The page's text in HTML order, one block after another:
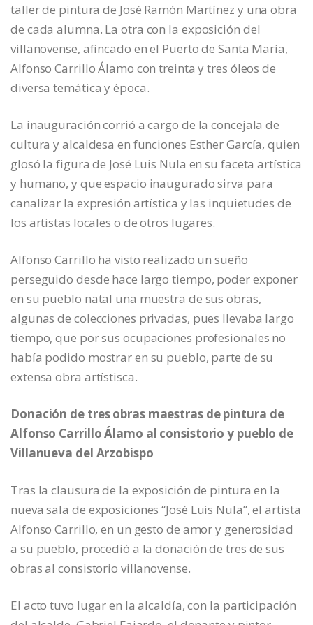
taller de pintura de José Ramón Martínez y una obra
de cada alumna. La otra con la exposición del
villanovense, afincado en el Puerto de Santa María,
Alfonso Carrillo Álamo con treinta y tres óleos de
diversa temática y época.
La inauguración corrió a cargo de la concejala de
cultura y alcaldesa en funciones Esther García, quien
glosó la figura de José Luis Nula en su faceta artística
y humano, y que espacio inaugurado sirva para
canalizar la expresión artística y las inquietudes de
los artistas locales o de otros lugares.
Alfonso Carrillo ha visto realizado un sueño
perseguido desde hace largo tiempo, poder exponer
en su pueblo natal una muestra de sus obras,
algunas de colecciones privadas, pues llevaba largo
tiempo, que por sus ocupaciones profesionales no
había podido mostrar en su pueblo, parte de su
extensa obra artístisca.
Donación de tres obras maestras de pintura de
Alfonso Carrillo Álamo al consistorio y pueblo de
Villanueva del Arzobispo
Tras la clausura de la exposición de pintura en la
nueva sala de exposiciones “José Luis Nula”, el artista
Alfonso Carrillo, en un gesto de amor y generosidad
a su pueblo, procedió a la donación de tres de sus
obras al consistorio villanovense.
El acto tuvo lugar en la alcaldía, con la participación